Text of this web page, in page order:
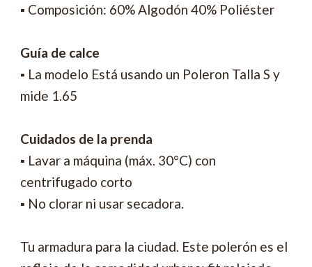
▪ Composición: 60% Algodón 40% Poliéster
Guía de calce
▪ La modelo Está usando un Poleron Talla S y
mide 1.65
Cuidados de la prenda
▪ Lavar a máquina (máx. 30°C) con
centrifugado corto
▪ No clorar ni usar secadora.
Tu armadura para la ciudad. Este polerón es el